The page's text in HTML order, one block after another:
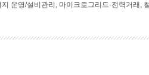
운영/설비관리, 마이크로그리드·전력거래,